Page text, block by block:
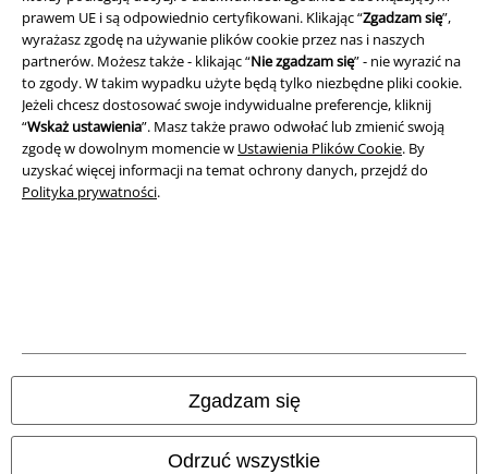
prawem UE i są odpowiednio certyfikowani. Klikając “Zgadzam się”,
wyrażasz zgodę na używanie plików cookie przez nas i naszych
partnerów. Możesz także - klikając “Nie zgadzam się” - nie wyrazić na
to zgody. W takim wypadku użyte będą tylko niezbędne pliki cookie.
Jeżeli chcesz dostosować swoje indywidualne preferencje, kliknij
“Wskaż ustawienia”. Masz także prawo odwołać lub zmienić swoją
zgodę w dowolnym momencie w Ustawienia Plików Cookie. By
uzyskać więcej informacji na temat ochrony danych, przejdź do
Polityka prywatności.
Zgadzam się
Odrzuć wszystkie
Dane firmy
Polityka prywatności
Unieszkodliwianie odpadów i ochrona środowiska
Deklaracja Zgodności
Informacje dotyczące dostępności
Wszystkie ceny zawierają podatek VAT. Nie zawierająkosztów
wysyłki.
© 1986-2026 E.M.P. Merchandising HGmbH